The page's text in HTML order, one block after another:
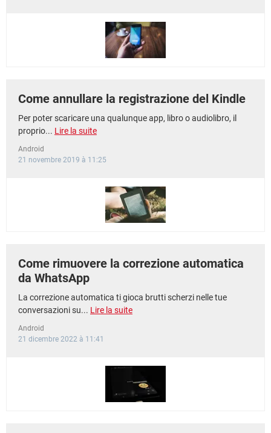
Come annullare la registrazione del Kindle
Per poter scaricare una qualunque app, libro o audiolibro, il
proprio... Lire la suite
Android
21 novembre 2019 à 11:25
Come rimuovere la correzione automatica
da WhatsApp
La correzione automatica ti gioca brutti scherzi nelle tue
conversazioni su... Lire la suite
Android
21 dicembre 2022 à 11:41